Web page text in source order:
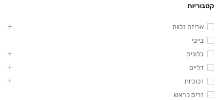
קטגוריות
אריזה נלוות
בייבי
בלונים
דליים
זכוכיות
זרים לראש